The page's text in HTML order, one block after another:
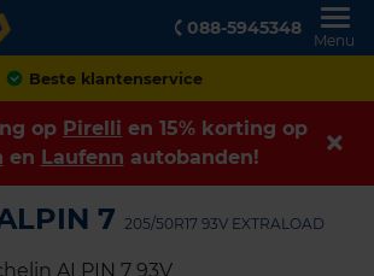
088-5945348
Menu
Achteraf betalen
op Pirelli en 15% korting op
en Laufenn autobanden!
7 205/50R17 93V EXTRALOAD